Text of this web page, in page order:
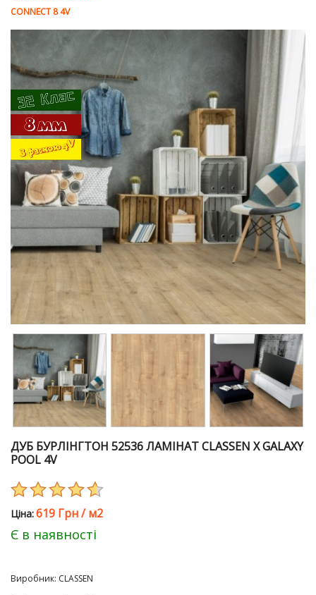
CONNECT 8 4V
ДУБ БУРЛІНГТОН 52536 ЛАМІНАТ CLASSEN Х GALAXY
POOL 4V
Цiна:619 Грн/м2
Є в наявності
Виробник: CLASSEN